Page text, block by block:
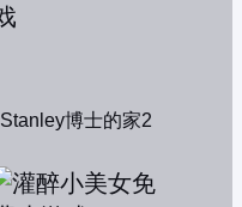
Stanley博士的家2